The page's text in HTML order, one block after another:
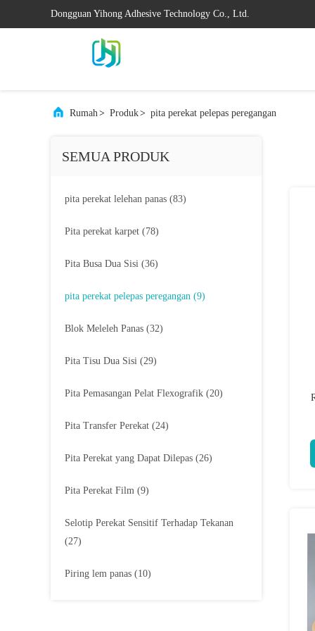
Dongguan Yihong Adhesive Technology Co., Ltd.
Rumah> Produk> pita perekat pelepas peregangan
SEMUA PRODUK
pita perekat lelehan panas (83)
Pita perekat karpet (78)
Pita Busa Dua Sisi (36)
pita perekat pelepas peregangan (9)
Blok Meleleh Panas (32)
Pita Tisu Dua Sisi (29)
Pita Pemasangan Pelat Flexografik (20)
Pita Transfer Perekat (24)
Pita Perekat yang Dapat Dilepas (26)
Pita Perekat Film (9)
Selotip Perekat Sensitif Terhadap Tekanan
(27)
Piring lem panas (10)